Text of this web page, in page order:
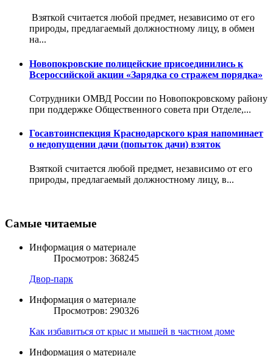
Взяткой считается любой предмет, независимо от его
природы, предлагаемый должностному лицу, в обмен
на...
Новопокровские полицейские присоединились к
Всероссийской акции «Зарядка со стражем порядка»
Сотрудники ОМВД России по Новопокровскому району
при поддержке Общественного совета при Отделе,...
Госавтоинспекция Краснодарского края напоминает
о недопущении дачи (попыток дачи) взяток
Взяткой считается любой предмет, независимо от его
природы, предлагаемый должностному лицу, в...
Самые читаемые
Информация о материале
Просмотров: 368245
Двор-парк
Информация о материале
Просмотров: 290326
Как избавиться от крыс и мышей в частном доме
Информация о материале